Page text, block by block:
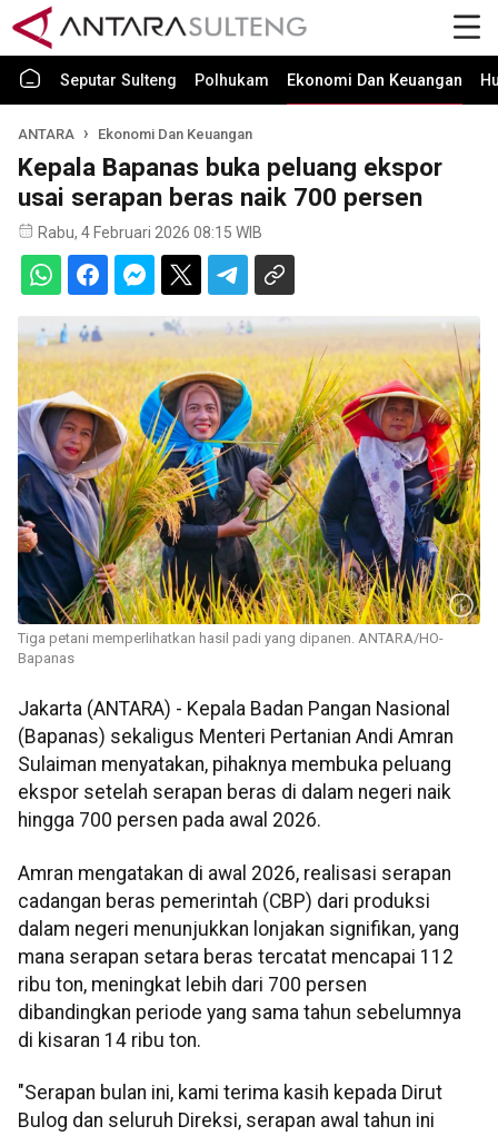
Seputar Sulteng Polhukam Ekonomi Dan Keuangan
ANTARA Ekonomi Dan Keuangan
Kepala Bapanas buka peluang ekspor
usai serapan beras naik 700 persen
Rabu, 4 Februari 2026 08:15 WIB
Tiga petani memperlihatkan hasil padi yang dipanen. ANTARA/HO-
Bapanas
Jakarta (ANTARA) - Kepala Badan Pangan Nasional
(Bapanas) sekaligus Menteri Pertanian Andi Amran
Sulaiman menyatakan, pihaknya membuka peluang
ekspor setelah serapan beras di dalam negeri naik
hingga 700 persen pada awal 2026.
Amran mengatakan di awal 2026, realisasi serapan
cadangan beras pemerintah (CBP) dari produksi
dalam negeri menunjukkan lonjakan signifikan, yang
mana serapan setara beras tercatat mencapai 112
ribu ton, meningkat lebih dari 700 persen
dibandingkan periode yang sama tahun sebelumnya
di kisaran 14 ribu ton.
"Serapan bulan ini, kami terima kasih kepada Dirut
Bulog dan seluruh Direksi, serapan awal tahun ini